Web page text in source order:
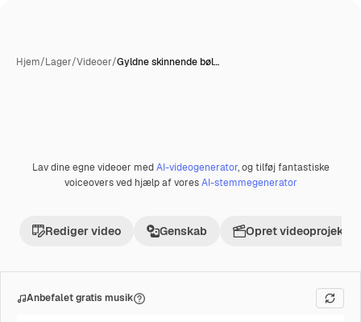
Hjem/Lager/Videoer/Gyldne skinnende bøl…
Præmie
Lav dine egne videoer medAI-videogenerator, og tilføj fantastiske
voiceovers ved hjælp af voresAI-stemmegenerator
Rediger video Genskab Opret videoprojekt
Anbefalet gratis musik